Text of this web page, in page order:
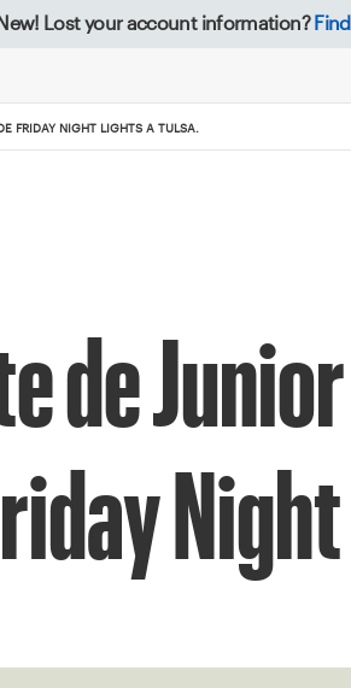
New! Lost your account information?
FRIDAY NIGHT LIGHTS A TULSA.
de
Night